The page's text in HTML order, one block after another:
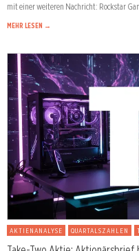
mit einer weiteren Nachricht: Rockstar
MEHR LESEN →
AKTIENANALYSE QUARTALSZAHLEN